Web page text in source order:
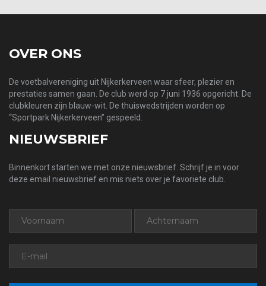
OVER ONS
De voetbalvereniging uit Nijkerkerveen waar sfeer, plezier en
prestaties samen gaan. De club werd op 7 juni 1936 opgericht. De
clubkleuren zijn blauw-wit. De thuiswedstrijden worden op
“Sportpark Nijkerkerveen” gespeeld.
NIEUWSBRIEF
Binnenkort starten we met onze nieuwsbrief. Schrijf je in voor
deze email nieuwsbrief en mis niets over je favoriete club.